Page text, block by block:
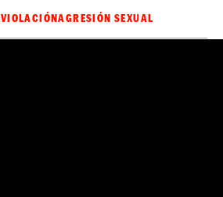
VIOLACIÓNAGRESIÓN SEXUAL